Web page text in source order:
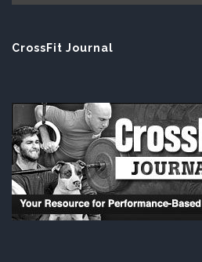
CrossFit Journal